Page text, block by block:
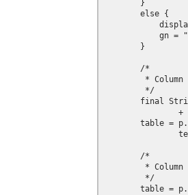
        }
        else {
gn =
        }
        /*
* Column
         */
final
+
table =
        /*
* Column
         */
table =